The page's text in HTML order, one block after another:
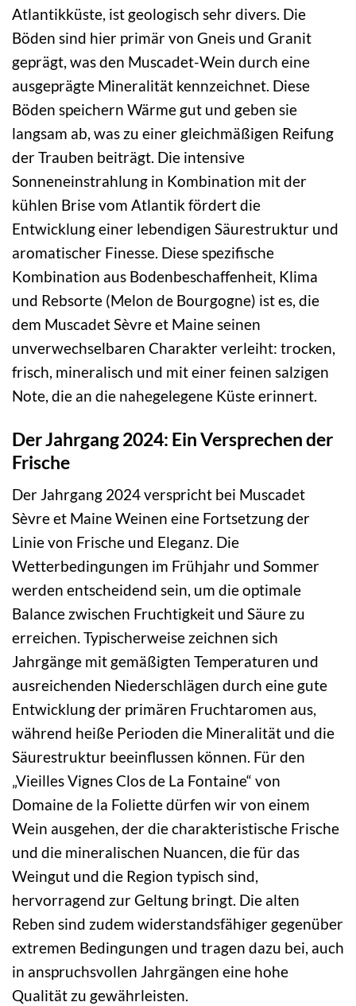
Atlantikküste, ist geologisch sehr divers. Die
Böden sind hier primär von Gneis und Granit
geprägt, was den Muscadet-Wein durch eine
ausgeprägte Mineralität kennzeichnet. Diese
Böden speichern Wärme gut und geben sie
langsam ab, was zu einer gleichmäßigen Reifung
der Trauben beiträgt. Die intensive
Sonneneinstrahlung in Kombination mit der
kühlen Brise vom Atlantik fördert die
Entwicklung einer lebendigen Säurestruktur und
aromatischer Finesse. Diese spezifische
Kombination aus Bodenbeschaffenheit, Klima
und Rebsorte (Melon de Bourgogne) ist es, die
dem Muscadet Sèvre et Maine seinen
unverwechselbaren Charakter verleiht: trocken,
frisch, mineralisch und mit einer feinen salzigen
Note, die an die nahegelegene Küste erinnert.
Der Jahrgang 2024: Ein Versprechen der
Frische
Der Jahrgang 2024 verspricht bei Muscadet
Sèvre et Maine Weinen eine Fortsetzung der
Linie von Frische und Eleganz. Die
Wetterbedingungen im Frühjahr und Sommer
werden entscheidend sein, um die optimale
Balance zwischen Fruchtigkeit und Säure zu
erreichen. Typischerweise zeichnen sich
Jahrgänge mit gemäßigten Temperaturen und
ausreichenden Niederschlägen durch eine gute
Entwicklung der primären Fruchtaromen aus,
während heiße Perioden die Mineralität und die
Säurestruktur beeinflussen können. Für den
„Vieilles Vignes Clos de La Fontaine“ von
Domaine de la Foliette dürfen wir von einem
Wein ausgehen, der die charakteristische Frische
und die mineralischen Nuancen, die für das
Weingut und die Region typisch sind,
hervorragend zur Geltung bringt. Die alten
Reben sind zudem widerstandsfähiger gegenüber
extremen Bedingungen und tragen dazu bei, auch
in anspruchsvollen Jahrgängen eine hohe
Qualität zu gewährleisten.